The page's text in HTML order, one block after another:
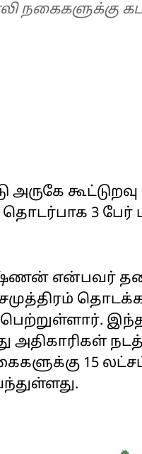
நகைகளுக்கு
3 பேர்
என்பவர்
பெற்றுள்ளார்.
அதிகாரிகள்
15